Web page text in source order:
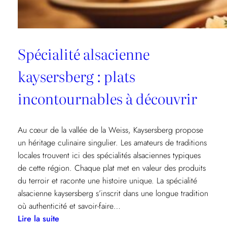
Spécialité alsacienne
kaysersberg : plats
incontournables à découvrir
Au cœur de la vallée de la Weiss, Kaysersberg propose
un héritage culinaire singulier. Les amateurs de traditions
locales trouvent ici des spécialités alsaciennes typiques
de cette région. Chaque plat met en valeur des produits
du terroir et raconte une histoire unique. La spécialité
alsacienne kaysersberg s’inscrit dans une longue tradition
où authenticité et savoir-faire…
Lire la suite: